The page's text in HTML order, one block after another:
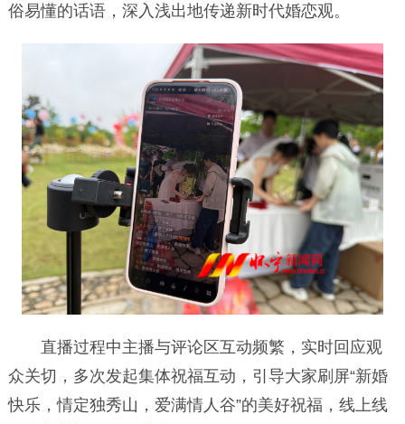
俗易懂的话语，深入浅出地传递新时代婚恋观。
直播过程中主播与评论区互动频繁，实时回应观
众关切，多次发起集体祝福互动，引导大家刷屏“新婚
快乐，情定独秀山，爱满情人谷”的美好祝福，线上线